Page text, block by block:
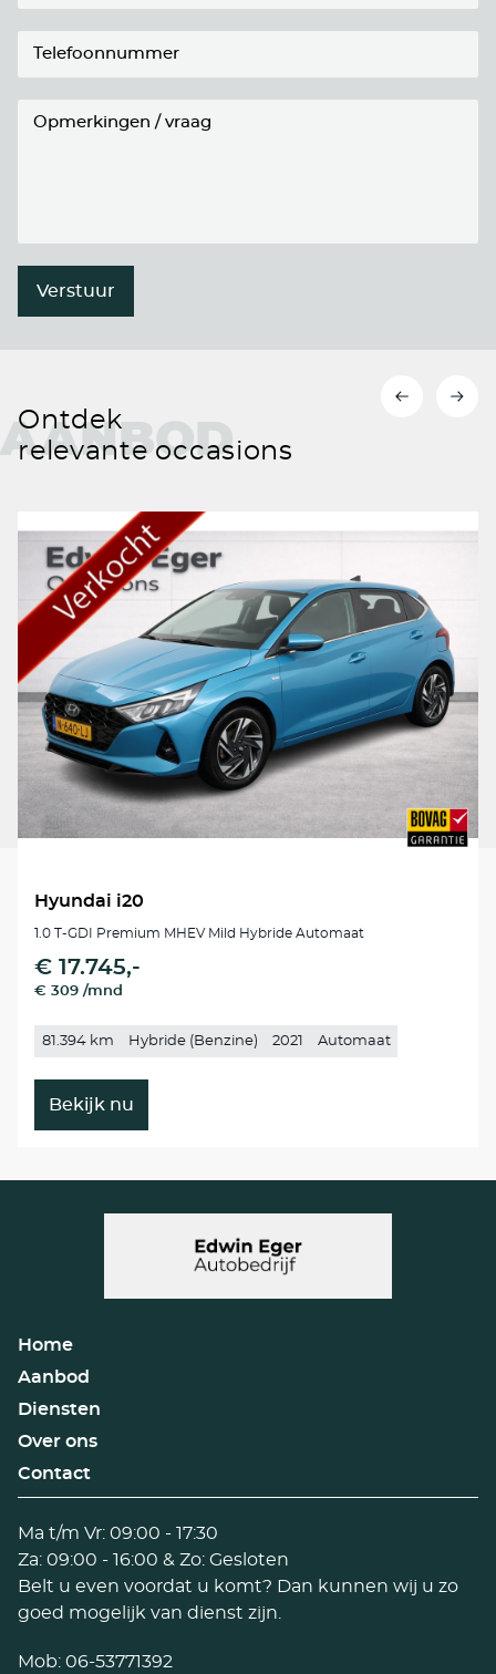
Verstuur
AANBOD
Ontdek
relevante occasions
Hyundai i20
1.0 T-GDI Premium MHEV Mild Hybride Automaat
€ 17.745,-
€ 309 /mnd
81.394 km Hybride (Benzine) 2021 Automaat
Bekijk nu
Home
Aanbod
Diensten
Over ons
Contact
Ma t/m Vr: 09:00 - 17:30
Za: 09:00 - 16:00 & Zo: Gesloten
Belt u even voordat u komt? Dan kunnen wij u zo
goed mogelijk van dienst zijn.
Mob: 06-53771392